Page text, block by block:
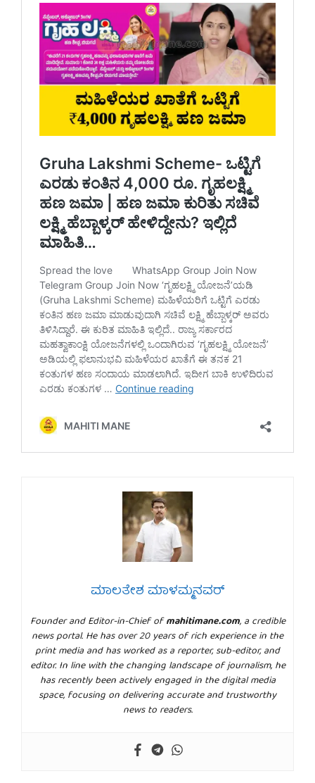
ಮಾಲತೇಶ ಮಾಳಮ್ಮನವರ್
Founder and Editor-in-Chief ofmahitimane.com, a credible
news portal. He has over 20 years of rich experience in the
print media and has worked as a reporter, sub-editor, and
editor. In line with the changing landscape of journalism, he
has recently been actively engaged in the digital media
space, focusing on delivering accurate and trustworthy
news to readers.